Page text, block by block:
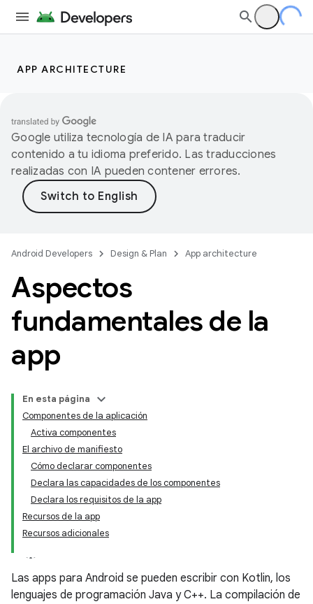
APP ARCHITECTURE
Google utiliza tecnología de IA para traducir
contenido a tu idioma preferido. Las traducciones
realizadas con IA pueden contener errores.
Android Developers Design & Plan App architecture
Aspectos
fundamentales de la
app
En esta página
Componentes de la aplicación
Activa componentes
El archivo de manifiesto
Cómo declarar componentes
Declara las capacidades de los componentes
Declara los requisitos de la app
Recursos de la app
Recursos adicionales
Las apps para Android se pueden escribir con Kotlin, los
lenguajes de programación Java y C++. La compilación de